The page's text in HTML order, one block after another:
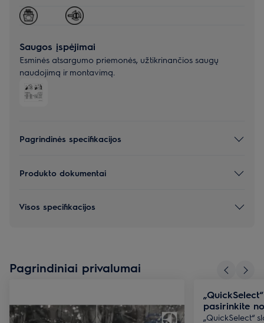
Saugos įspėjimai
Esminės atsargumo priemonės, užtikrinančios saugų
naudojimą ir montavimą.
Pagrindinės specifikacijos
Produkto dokumentai
Visos specifikacijos
Pagrindiniai privalumai
pasirinkite
„QuickSelect“